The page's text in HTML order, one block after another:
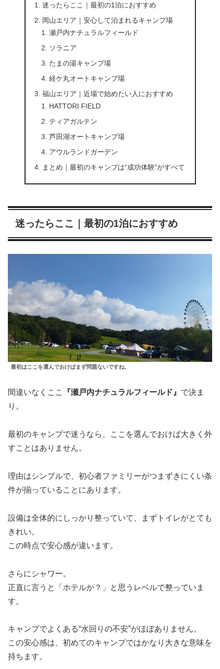
迷ったらここ｜最初の1泊におすすめ
岡山エリア｜安心して泊まれるキャンプ場
瀬戸内ナチュラルフィールド
ソラニア
たまの湯キャンプ場
経ケ丸オートキャンプ場
福山エリア｜近場で始めたい人におすすめ
HATTORI FIELD
ティアガルテン
芦田湖オートキャンプ場
アウルランドガーデン
まとめ｜最初のキャンプは“成功体験”がすべて
迷ったらここ｜最初の1泊におすすめ
最初はここを選んでおけばまず問題ないですね。
間違いなくここ 『瀬戸内ナチュラルフィールド』 で決ま
り。
最初のキャンプで迷うなら、ここを選んでおけば大きく外
すことはありません。
理由はシンプルで、初心者ファミリーがつまずきにくい条
件が揃っていることにあります。
設備は全体的にしっかり整っていて、まずトイレがとても
きれい。
この時点で安心感が違います。
さらにシャワー。
正直に言うと「ホテルか？」と思うレベルで整っていま
す。
キャンプでよくある“水回りの不安”がほぼありません。
この安心感は、初めてのキャンプではかなり大きな意味を
持ちます。